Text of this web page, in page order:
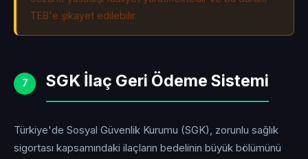
TEB'e şikayet edilebilir.
7 SGK İlaç Geri Ödeme Sistemi
Türkiye'de Sosyal Güvenlik Kurumu (SGK), zorunlu sağlık
sigortası kapsamındaki ilaçların bedelinin büyük bölümünü